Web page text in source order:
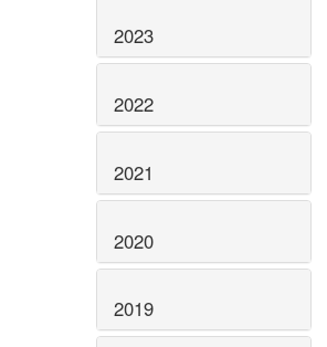
2023
2022
2021
2020
2019